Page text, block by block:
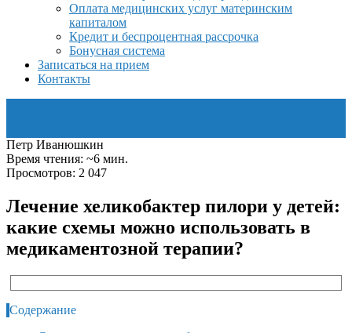
Оплата медицинских услуг материнским
капиталом
Кредит и беспроцентная рассрочка
Бонусная система
Записаться на прием
Контакты
Петр Иванюшкин
Время чтения: ~6 мин.
Просмотров: 2 047
Лечение хеликобактер пилори у детей:
какие схемы можно использовать в
медикаментозной терапии?
Содержание